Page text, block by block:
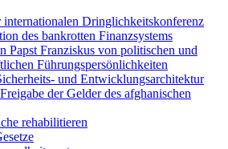
Dringlichkeitskonferenz
des bankrotten Finanzsystems
Papst Franziskus von politischen und
Führungspersönlichkeiten
und Entwicklungsarchitektur
der Gelder des afghanischen
rehabilitieren